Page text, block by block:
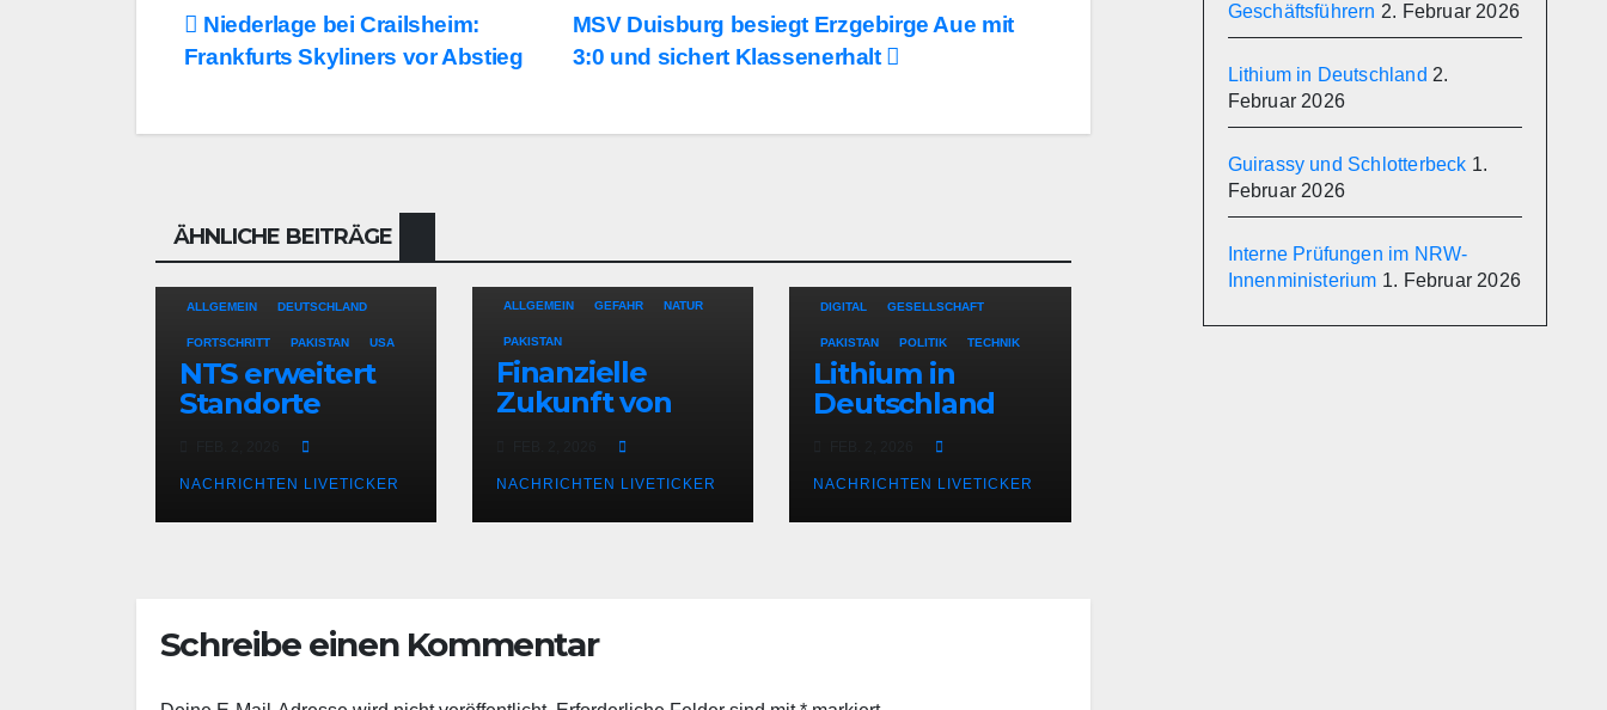
Beitragsnavigation
MSV Duisburg besiegt Erzgebirge Aue mit
3:0 und sichert Klassenerhalt
Niederlage bei Crailsheim:
Frankfurts Skyliners vor Abstieg
ÄHNLICHE BEITRÄGE
ALLGEMEIN DEUTSCHLAND
FORTSCHRITT PAKISTAN USA
NTS erweitert
Standorte
NACHRICHTEN LIVETICKER
ALLGEMEIN GEFAHR NATUR
PAKISTAN
Finanzielle
Zukunft von
Geschäftsführer
NACHRICHTEN LIVETICKER
DIGITAL GESELLSCHAFT
PAKISTAN POLITIK TECHNIK
Lithium in
Deutschland
NACHRICHTEN LIVETICKER
Schreibe einen Kommentar
Geschäftsführern 2. Februar 2026
Lithium in Deutschland 2.
Februar 2026
Guirassy und Schlotterbeck 1.
Februar 2026
Interne Prüfungen im NRW-
Innenministerium 1. Februar 2026